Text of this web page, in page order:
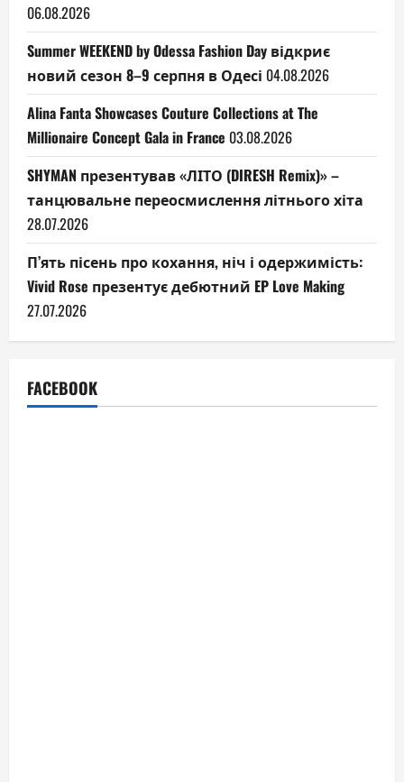
06.08.2026
Summer WEEKEND by Odessa Fashion Day відкриє
новий сезон 8–9 серпня в Одесі 04.08.2026
Alina Fanta Showcases Couture Collections at The
Millionaire Concept Gala in France 03.08.2026
SHYMAN презентував «ЛІТО (DIRESH Remix)» –
танцювальне переосмислення літнього хіта
28.07.2026
П’ять пісень про кохання, ніч і одержимість:
Vivid Rose презентує дебютний EP Love Making
27.07.2026
FACEBOOK